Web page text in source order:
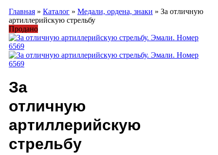
Главная » Каталог » Медали, ордена, знаки » За отличную
артиллерийскую стрельбу
Продано
За
отличную
артиллерийскую
стрельбу